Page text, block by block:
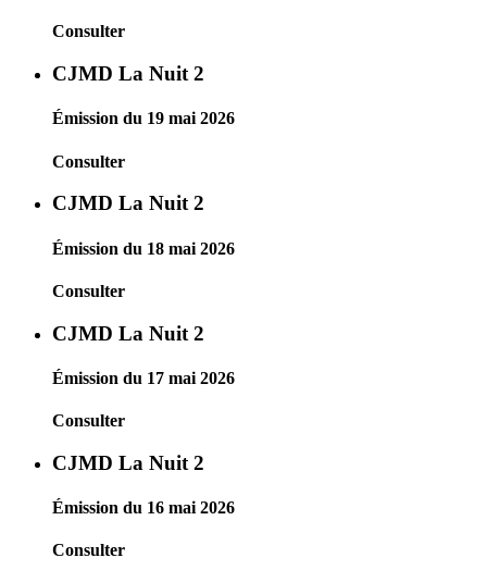
Consulter
CJMD La Nuit 2
Émission du 19 mai 2026
Consulter
CJMD La Nuit 2
Émission du 18 mai 2026
Consulter
CJMD La Nuit 2
Émission du 17 mai 2026
Consulter
CJMD La Nuit 2
Émission du 16 mai 2026
Consulter